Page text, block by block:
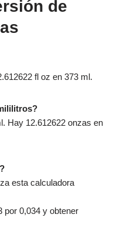
de
fl oz en 373 ml.
Hay 12.612622 onzas en
esta calculadora
por 0,034 y obtener